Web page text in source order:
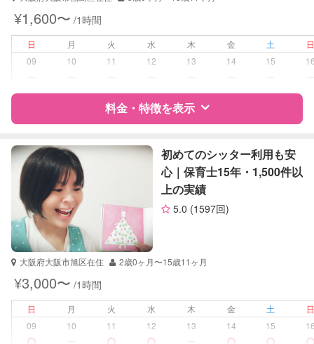
学校/塾の補習・宿題
中学生
高校生
英語
英検
¥1,600〜 /1時間
日 月 火 水 木 金 土
09
10 11 12 13 14 15
料金・特徴を表示
特徴 料金 レビュー
サポートの特徴
資格
自治体届出済ベビーシッター
保育士
幼稚園教諭
受験対策
中学受験
学校/塾の補習・宿題 小学生
初めてのシッター利用も安
心｜保育士15年・1,500件以
上の実績
5.0 (1597回)
大阪府大阪市旭区在住 2歳0ヶ月〜15歳11ヶ月
¥3,000〜 /1時間
日 月 火 水 木 金 土
09
10 11 12 13 14 15